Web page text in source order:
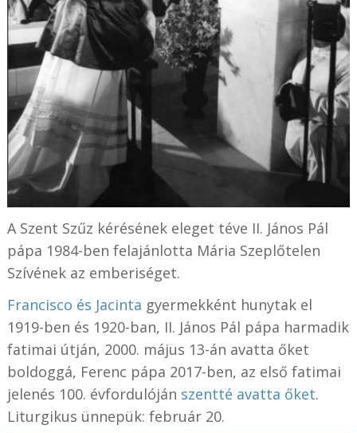
A Szent Szűz kérésének eleget téve II. János Pál
pápa 1984-ben felajánlotta Mária Szeplőtelen
Szívének az emberiséget.
Francisco és Jacinta gyermekként hunytak el
1919-ben és 1920-ban, II. János Pál pápa harmadik
fatimai útján, 2000. május 13-án avatta őket
boldoggá, Ferenc pápa 2017-ben, az első fatimai
jelenés 100. évfordulóján szentté avatta őket.
Liturgikus ünnepük: február 20.